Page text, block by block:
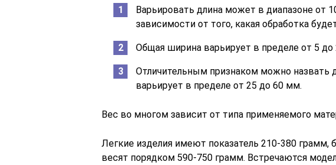
Варьировать длина может в диапазоне от
зависимости от того, какая обработка
Общая ширина варьирует в пределе от 5
Отличительным признаком можно назвать
варьирует в пределе от 25 до 60 мм.
Вес во многом зависит от типа применяемого
Легкие изделия имеют показатель 210-380
весят порядком 590-750 грамм. Встречаются